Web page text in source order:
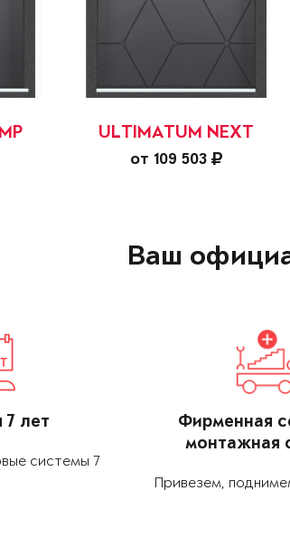
ULTIMATUM NEXT
от 109 503
Ваш
7 лет
системы 7
Фирменная
монтажная
Привезем,